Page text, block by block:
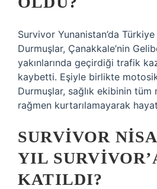
Survivor Yunanistan’da
Durmuşlar, Çanakkale’nin
yakınlarında geçirdiği trafik
kaybetti. Eşiyle birlikte
Durmuşlar, sağlık ekibinin tüm
rağmen kurtarılamayarak
SURVIVOR
YIL
KATILDI?